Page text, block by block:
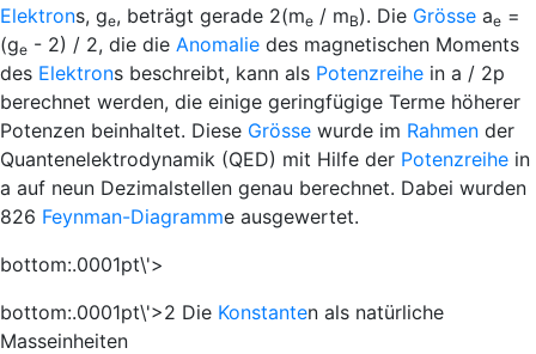
Elektrons, ge, beträgt gerade 2(me / mB). Die Grösse ae =
(ge - 2) / 2, die die Anomalie des magnetischen Moments
des Elektrons beschreibt, kann als Potenzreihe in a / 2p
berechnet werden, die einige geringfügige Terme höherer
Potenzen beinhaltet. Diese Grösse wurde im Rahmen der
Quantenelektrodynamik (QED) mit Hilfe der Potenzreihe in
a auf neun Dezimalstellen genau berechnet. Dabei wurden
826 Feynman-Diagramme ausgewertet.
bottom:.0001pt\'>
bottom:.0001pt\'>2 Die Konstanten als natürliche
Masseinheiten